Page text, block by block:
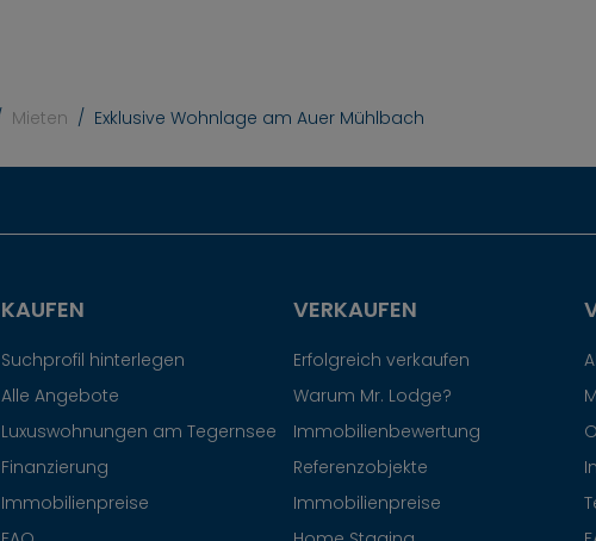
Mieten Exklusive Wohnlage am Auer Mühlbach
KAUFEN
Suchprofil hinterlegen
Alle Angebote
Luxuswohnungen am Tegernsee
Finanzierung
Immobilienpreise
VERKAUFEN
Erfolgreich verkaufen
Warum Mr. Lodge?
Immobilienbewertung
Referenzobjekte
Immobilienpreise